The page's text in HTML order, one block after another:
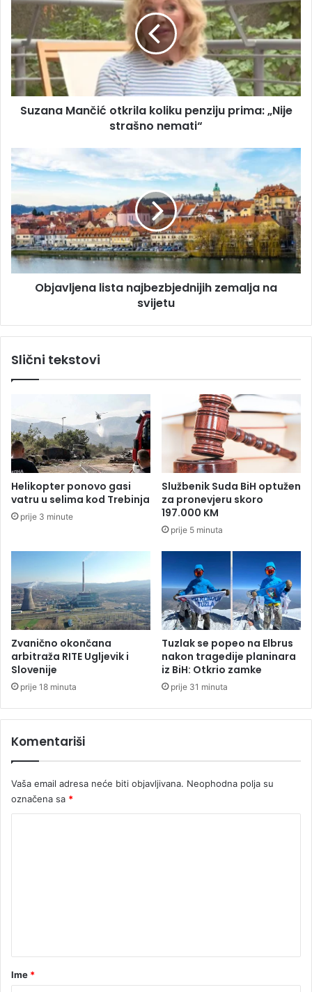
a
l
a
d
r
e
n
a
M
a
n
o
t
k
i
l
a
k
u
e
j
u
p
r
i
m
a
:
N
e
s
t
š
n
n
m
i
“
Suzana Mančić otkrila koliku penziju prima: „Nije
strašno nemati“
O
b
v
l
j
e
n
a
b
e
z
b
e
d
n
j
z
e
m
a
l
j
a
a
v
e
t
u
Objavljena lista najbezbjednijih zemalja na
svijetu
Slični tekstovi
Helikopter ponovo gasi
vatru u selima kod Trebinja
prije 3 minute
Službenik Suda BiH optužen
za pronevjeru skoro
197.000 KM
prije 5 minuta
Zvanično okončana
arbitraža RITE Ugljevik i
Slovenije
prije 18 minuta
Tuzlak se popeo na Elbrus
nakon tragedije planinara
iz BiH: Otkrio zamke
prije 31 minuta
Komentariši
Vaša email adresa neće biti objavljivana. Neophodna polja su
označena sa *
rIme *